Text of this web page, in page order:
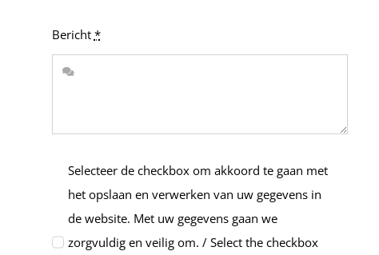
Bericht *
Selecteer de checkbox om akkoord te gaan met
het opslaan en verwerken van uw gegevens in
de website. Met uw gegevens gaan we
zorgvuldig en veilig om. / Select the checkbox